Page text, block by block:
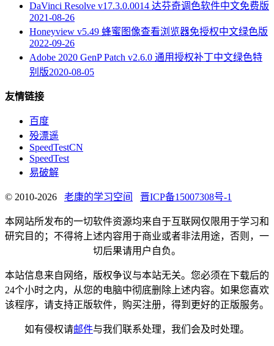
DaVinci Resolve v17.3.0.0014 达芬奇调色软件中文免费版
2021-08-26
Honeyview v5.49 蜂蜜图像查看浏览器免授权中文绿色版
2022-09-26
Adobe 2020 GenP Patch v2.6.0 通用授权补丁中文绿色特
别版2020-08-05
友情链接
百度
殁漂遥
SpeedTestCN
SpeedTest
易破解
© 2010-2026 老康的学习空间 晋ICP备15007308号-1
本网站所发布的一切软件资源均来自于互联网仅限用于学习和
研究目的；不得将上述内容用于商业或者非法用途，否则，一
切后果请用户自负。
本站信息来自网络，版权争议与本站无关。您必须在下载后的
24个小时之内，从您的电脑中彻底删除上述内容。如果您喜欢
该程序，请支持正版软件，购买注册，得到更好的正版服务。
如有侵权请邮件与我们联系处理，我们会及时处理。